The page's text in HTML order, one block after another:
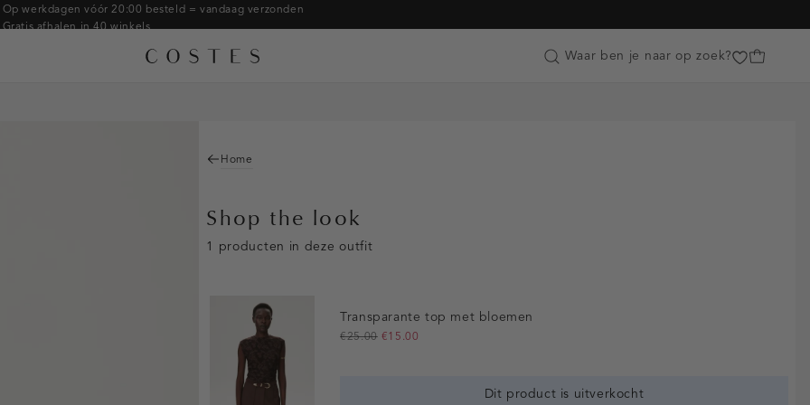
Op werkdagen vóór 20:00 besteld = vandaag verzonden
Gratis afhalen in 40 winkels
Betaal zoals jij wilt: o.a. Bancontact, Riverty, Apple pay & creditcard
Customer Care
Waar ben je naar op zoek?
Home
Shop the look
1 producten in deze outfit
Transparante top met bloemen
€25.00 €15.00
Dit product is uitverkocht